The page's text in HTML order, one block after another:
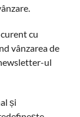
cu
vânzarea de
ul
și